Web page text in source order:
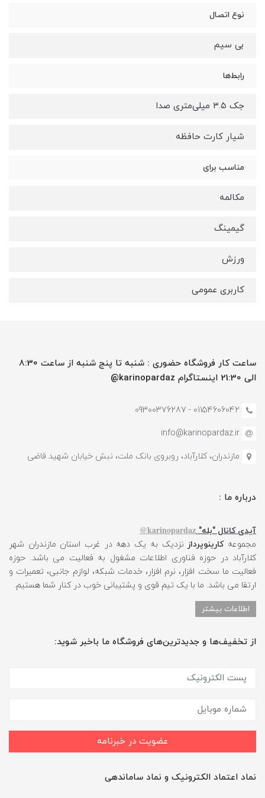
نوع اتصال
بی سیم
رابط‌ها
جک ۳.۵ میلی‌متری صدا
شیار کارت حافظه
مناسب برای
مکالمه
گیمینگ
ورزش
کاربری عمومی
ساعت کار فروشگاه حضوری : شنبه تا پنج شنبه از ساعت 8:30
الی 21:30 اینستاگرام karinopardaz@
01154606042 - 09300376287
info@karinopardaz.ir
مازندران، کلارآباد، روبروی بانک ملت، نبش خیابان شهید قاضی
درباره ما :
آیدی کانال "بله" karinopardaz@
مجموعهکارینوپرداز نزدیک به یک دهه در غرب استان مازندران شهر
کلارآباد در حوزه فناوری اطلاعات مشغول به فعالیت می باشد. حوزه
فعالیت ما سخت افزار، نرم افزار، خدمات شبکه، لوازم جانبی، تعمیرات و
ارتقا می باشد. ما با یک تیم قوی و پشتیبانی خوب در کنار شما هستیم.
اطلاعات بیشتر
از تخفیف‌ها و جدیدترین‌های فروشگاه ما باخبر شوید:
عضویت در خبرنامه
نماد اعتماد الکترونیک و نماد ساماندهی